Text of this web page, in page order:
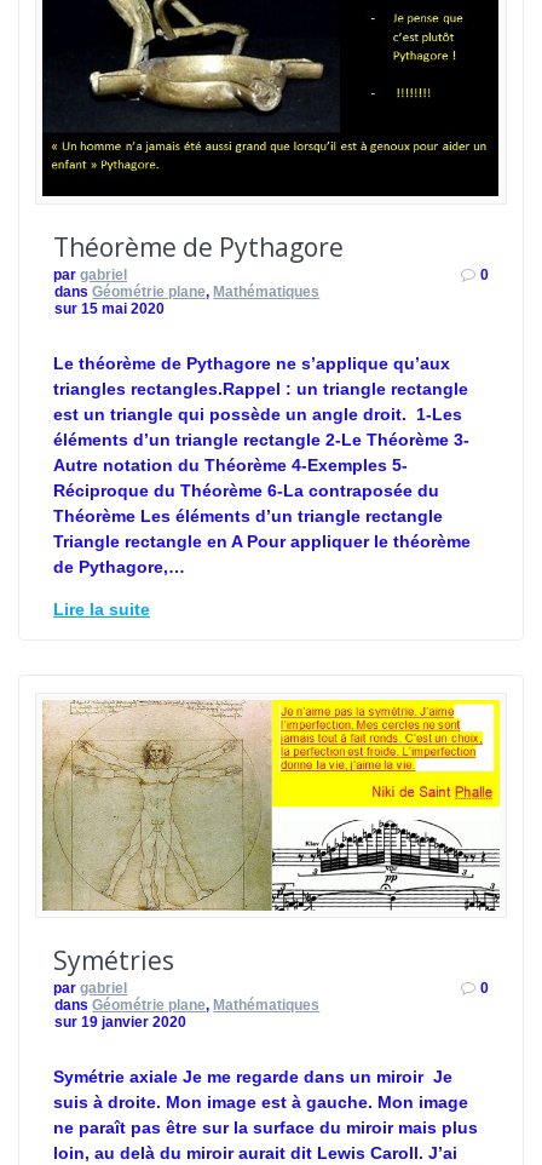
Théorème de Pythagore
par gabriel
dansGéométrie plane, Mathématiques
sur 15 mai 2020
0
Le théorème de Pythagore ne s’applique qu’aux
triangles rectangles.Rappel : un triangle rectangle
est un triangle qui possède un angle droit. 1-Les
éléments d’un triangle rectangle 2-Le Théorème 3-
Autre notation du Théorème 4-Exemples 5-
Réciproque du Théorème 6-La contraposée du
Théorème Les éléments d’un triangle rectangle
Triangle rectangle en A Pour appliquer le théorème
de Pythagore,…
Lire la suite
Symétries
par gabriel
dansGéométrie plane, Mathématiques
sur 19 janvier 2020
0
Symétrie axiale Je me regarde dans un miroir Je
suis à droite. Mon image est à gauche. Mon image
ne paraît pas être sur la surface du miroir mais plus
loin, au delà du miroir aurait dit Lewis Caroll. J’ai